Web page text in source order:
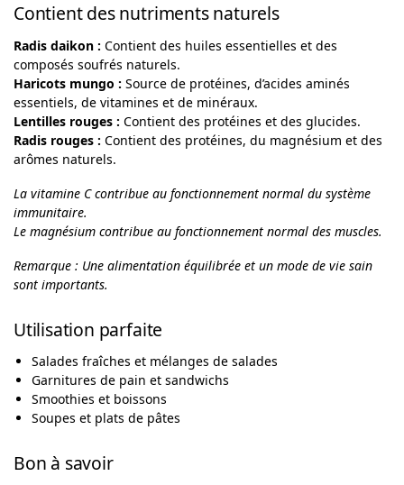
Contient des nutriments naturels
Radis daikon : Contient des huiles essentielles et des
composés soufrés naturels.
Haricots mungo : Source de protéines, d’acides aminés
essentiels, de vitamines et de minéraux.
Lentilles rouges : Contient des protéines et des glucides.
Radis rouges : Contient des protéines, du magnésium et des
arômes naturels.
La vitamine C contribue au fonctionnement normal du système
immunitaire.
Le magnésium contribue au fonctionnement normal des muscles.
Remarque : Une alimentation équilibrée et un mode de vie sain
sont importants.
Utilisation parfaite
Salades fraîches et mélanges de salades
Garnitures de pain et sandwichs
Smoothies et boissons
Soupes et plats de pâtes
Bon à savoir